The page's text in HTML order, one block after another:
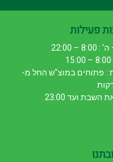
פעילות
– 22:00
: פתוחים במוצ"ש החל מ-
השבת ועד 23:00